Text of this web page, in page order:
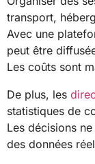
transport,
Avec une
peut être
Les coûts sont
De plus, les
statistiques de
Les décisions
des données